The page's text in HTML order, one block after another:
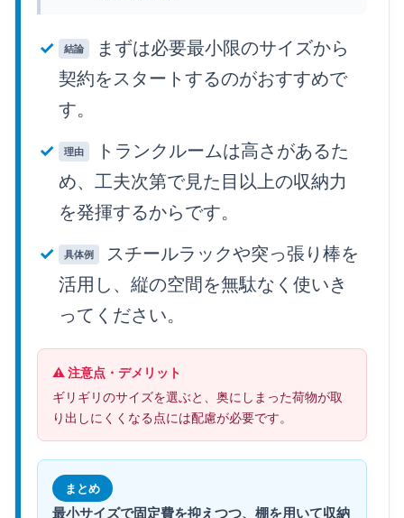
結論
まずは必要最小限のサイズから
契約をスタートするのがおすすめで
す。
理由
トランクルームは高さがあるた
め、工夫次第で見た目以上の収納力
を発揮するからです。
具体例
スチールラックや突っ張り棒を
活用し、縦の空間を無駄なく使いき
ってください。
⚠️ 注意点・デメリット
ギリギリのサイズを選ぶと、奥にしまった荷物が取
り出しにくくなる点には配慮が必要です。
まとめ
最小サイズで固定費を抑えつつ、棚を用いて収納